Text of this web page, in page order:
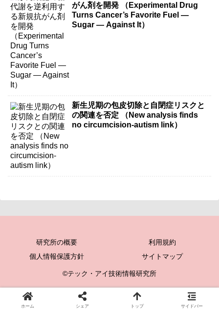
がん剤を開発 （Experimental Drug
Turns Cancer’s Favorite Fuel —
Sugar — Against It）
新生児期の包皮切除と自閉症リスクと
の関連を否定 （New analysis finds
no circumcision-autism link）
研究所の概要
利用規約
個人情報保護方針
サイトマップ
©テック・アイ技術情報研究所
ホーム シェア トップ サイドバー